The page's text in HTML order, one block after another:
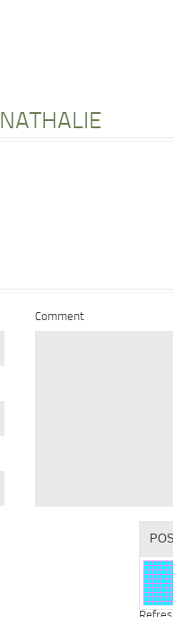
NATHALIE
Comment